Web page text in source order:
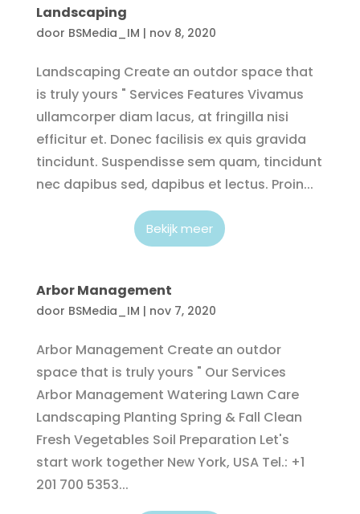
Landscaping
door BSMedia_IM | nov 8, 2020
Landscaping Create an outdor space that
is truly yours " Services Features Vivamus
ullamcorper diam lacus, at fringilla nisi
efficitur et. Donec facilisis ex quis gravida
tincidunt. Suspendisse sem quam, tincidunt
nec dapibus sed, dapibus et lectus. Proin...
Bekijk meer
Arbor Management
door BSMedia_IM | nov 7, 2020
Arbor Management Create an outdor
space that is truly yours " Our Services
Arbor Management Watering Lawn Care
Landscaping Planting Spring & Fall Clean
Fresh Vegetables Soil Preparation Let's
start work together New York, USA Tel.: +1
201 700 5353...